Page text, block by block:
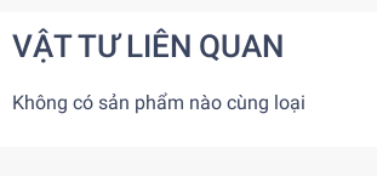
VẬT TƯ LIÊN QUAN
Không có sản phẩm nào cùng loại